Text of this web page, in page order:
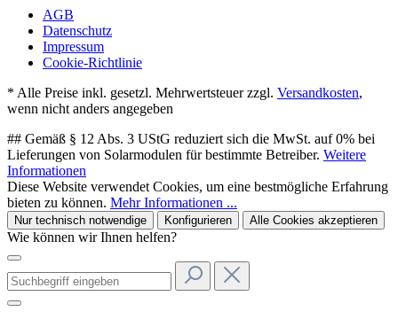
AGB
Datenschutz
Impressum
Cookie-Richtlinie
* Alle Preise inkl. gesetzl. Mehrwertsteuer zzgl. Versandkosten,
wenn nicht anders angegeben
## Gemäß § 12 Abs. 3 UStG reduziert sich die MwSt. auf 0% bei
Lieferungen von Solarmodulen für bestimmte Betreiber. Weitere
Informationen
Diese Website verwendet Cookies, um eine bestmögliche Erfahrung
bieten zu können. Mehr Informationen ...
Nur technisch notwendige Konfigurieren Alle Cookies akzeptieren
Wie können wir Ihnen helfen?